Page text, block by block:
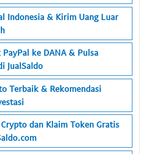
Indonesia & Kirim Uang Luar
PayPal ke DANA & Pulsa
JualSaldo
Terbaik & Rekomendasi
dan Klaim Token Gratis